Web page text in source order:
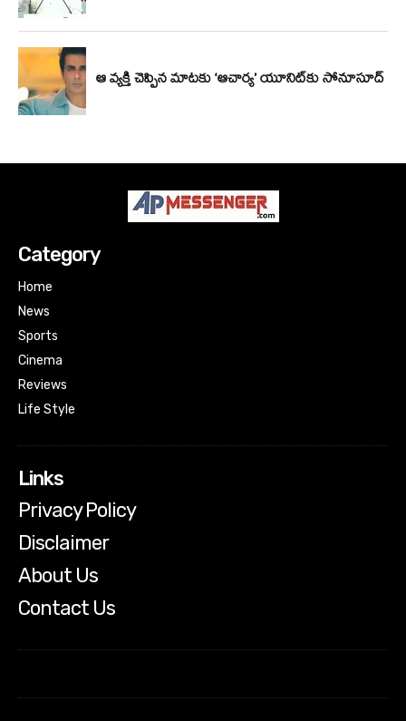
Category
Home
News
Sports
Cinema
Reviews
Life Style
Links
Privacy Policy
Disclaimer
About Us
Contact Us